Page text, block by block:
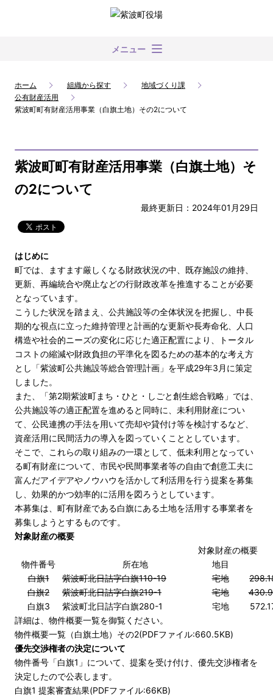
メニュー
ホーム 組織から探す
地域づくり課
公有財産活用
紫波町町有財産活用事業（白旗土地）その2について
紫波町町有財産活用事業（白旗土地）そ
の2について
最終更新日：2024年01月29日
はじめに
町では、ますます厳しくなる財政状況の中、既存施設の維持、
更新、再編統合や廃止などの行財政改革を推進することが必要
となっています。
こうした状況を踏まえ、公共施設等の全体状況を把握し、中長
期的な視点に立った維持管理と計画的な更新や長寿命化、人口
構造や社会的ニーズの変化に応じた適正配置により、トータル
コストの縮減や財政負担の平準化を図るための基本的な考え方
とし「紫波町公共施設等総合管理計画」を平成29年3月に策定
しました。
また、「第2期紫波町まち・ひと・しごと創生総合戦略」では、
公共施設等の適正配置を進めると同時に、未利用財産につい
て、公民連携の手法を用いて売却や貸付け等を検討するなど、
資産活用に民間活力の導入を図っていくこととしています。
そこで、これらの取り組みの一環として、低未利用となってい
る町有財産について、市民や民間事業者等の自由で創意工夫に
富んだアイデアやノウハウを活かして利活用を行う提案を募集
し、効果的かつ効率的に活用を図ろうとしています。
本募集は、町有財産である白旗にある土地を活用する事業者を
募集しようとするものです。
対象財産の概要
対象財産の概要
物件番号
所在地
地目
白旗1
紫波町北日詰字白旗110-19 宅地
白旗2
紫波町北日詰字白旗219-1 宅地
白旗3
紫波町北日詰字白旗280-1 宅地
詳細は、物件概要一覧を御覧ください。
物件概要一覧（白旗土地）その2(PDFファイル:660.5KB)
優先交渉権者の決定について
物件番号「白旗1」について、提案を受け付け、優先交渉権者を
決定したので公表します。
白旗1 提案審査結果(PDFファイル:66KB)